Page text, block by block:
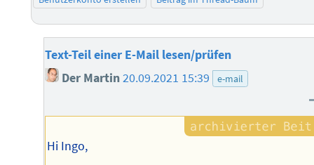
Text-Teil einer E-Mail lesen/prüfen
Der Martin20.09.2021 15:39 e-mail
Hi Ingo,